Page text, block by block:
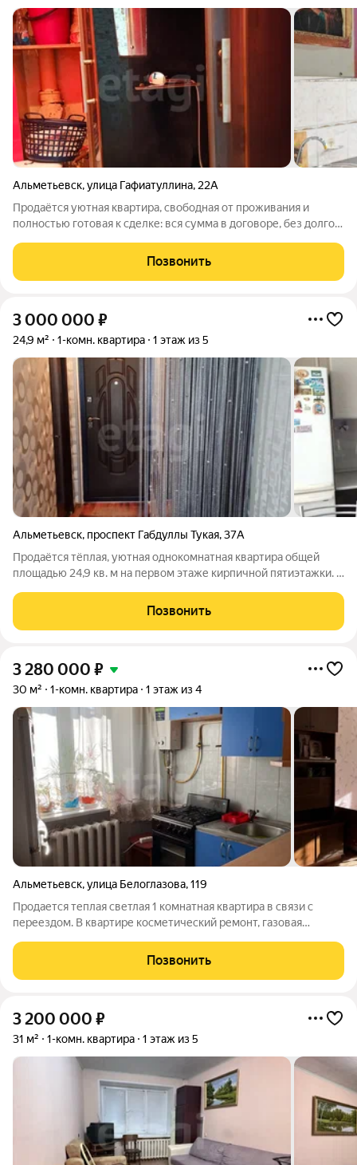
Альметьевск,улица Гафиатуллина, 22А
Продаётся уютная квартира, свободная от проживания и
полностью готовая к сделке: вся сумма в договоре, без долгов
уместен при просмотре. Дом расположен вдоль улицы
Гафиатуллина. С торца
Позвонить
3 000 000 ₽
24,9 м² 1-комн. квартира 1 этаж из 5
Альметьевск, проспект Габдуллы Тукая,37А
Продаётся тёплая, уютная однокомнатная квартира общей
площадью 24,9 кв. м на первом этаже кирпичной пятиэтажки. В
и жить без лишних хлопот. В доме один взрослый собственник,
всё готово к
Позвонить
3 280 000 ₽
30 м² 1-комн. квартира 1 этаж из 4
Альметьевск,улица Белоглазова,119
Продается теплая светлая 1 комнатная квартира в связи с
переездом. В квартире косметический ремонт, газовая
находится в центре города, рядом спорткомплекс Юбилейный,
площадь, школа 12, садики,
Позвонить
3 200 000 ₽
31 м² 1-комн. квартира 1 этаж из 5